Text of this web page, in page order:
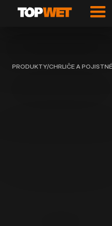
PRODUKTY/CHRLIČE A